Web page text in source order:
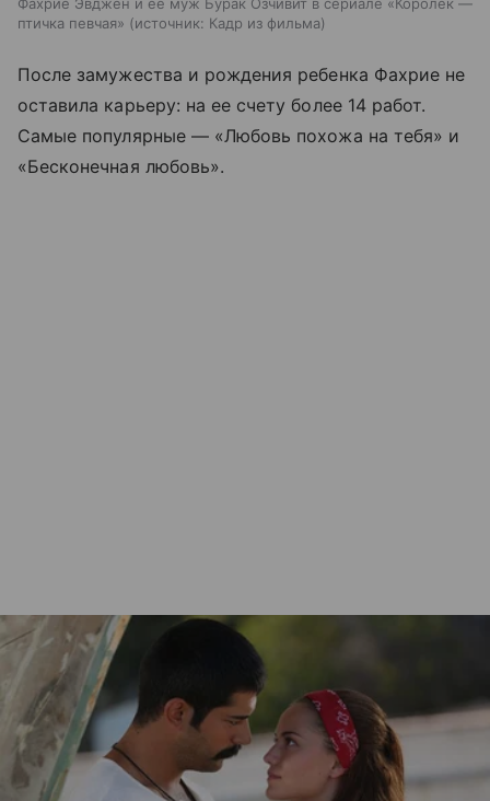
птичка певчая»
источник: Кадр из фильма
После замужества и рождения ребенка Фахрие не
оставила карьеру: на ее счету более 14 работ.
Самые популярные — «Любовь похожа на тебя» и
«Бесконечная любовь».